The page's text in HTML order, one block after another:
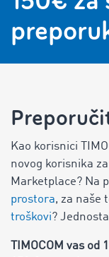
Kao korisnici
novog korisnika
Marketplace? Na
prostora, za naše
troškovi?
TIMOCOM vas